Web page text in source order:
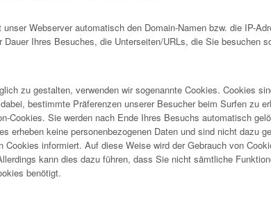
Webserver automatisch den Domain-Namen bzw. die IP-
Ihres Besuches, die Unterseiten/URLs, die Sie besuchen
zu gestalten, verwenden wir sogenannte Cookies. Cookies
bestimmte Präferenzen unserer Besucher beim Surfen zu
Cookies. Sie werden nach Ende Ihres Besuchs automatisch
erheben keine personenbezogenen Daten und sind nicht
informiert. Auf diese Weise wird der Gebrauch von
kann dies dazu führen, dass Sie nicht sämtliche
benötigt.